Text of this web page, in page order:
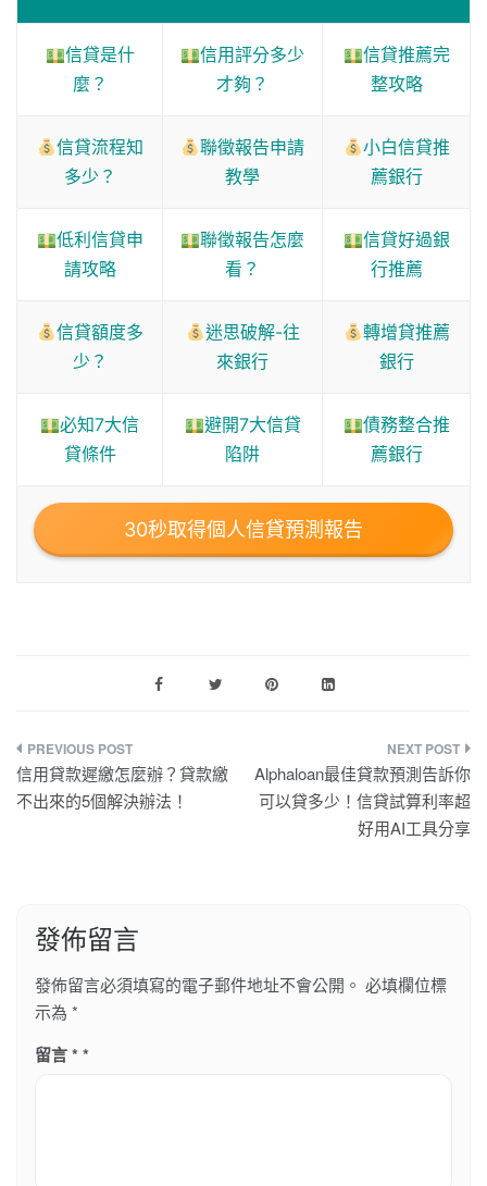
信貸是什
麼？
信用評分多少
才夠？
信貸推薦完
整攻略
信貸流程知
多少？
聯徵報告申請
教學
小白信貸推
薦銀行
低利信貸申
請攻略
聯徵報告怎麼
看？
信貸好過銀
行推薦
信貸額度多
少？
迷思破解-往
來銀行
轉增貸推薦
銀行
必知7大信
貸條件
避開7大信貸
陷阱
債務整合推
薦銀行
30秒取得個人信貸預測報告
信用貸款遲繳怎麼辦？貸款繳
不出來的5個解決辦法！
Alphaloan最佳貸款預測告訴你
可以貸多少！信貸試算利率超
好用AI工具分享
發佈留言
發佈留言必須填寫的電子郵件地址不會公開。 必填欄位標
示為 *
留言*